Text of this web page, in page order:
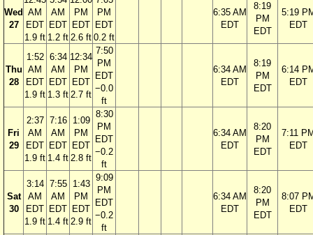
Wed
27
AM
EDT
1.9 ft
AM
EDT
1.2 ft
PM
EDT
2.6 ft
PM
EDT
0.2 ft
6:35 AM
EDT
8:19
PM
EDT
5:19
EDT
Thu
28
1:52
AM
EDT
1.9 ft
6:34
AM
EDT
1.3 ft
12:34
PM
EDT
2.7 ft
7:50
PM
EDT
−0.0
ft
6:34 AM
EDT
8:19
PM
EDT
6:14
EDT
Fri
29
2:37
AM
EDT
1.9 ft
7:16
AM
EDT
1.4 ft
1:09
PM
EDT
2.8 ft
8:30
PM
EDT
−0.2
ft
6:34 AM
EDT
8:20
PM
EDT
7:11
EDT
Sat
30
3:14
AM
EDT
1.9 ft
7:55
AM
EDT
1.4 ft
1:43
PM
EDT
2.9 ft
9:09
PM
EDT
−0.2
ft
6:34 AM
EDT
8:20
PM
EDT
8:07
EDT